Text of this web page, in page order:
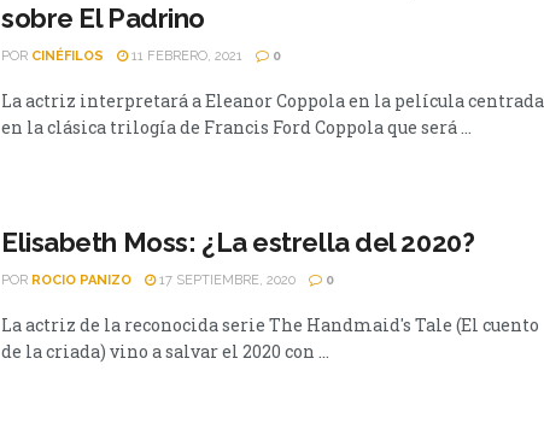
sobre El Padrino
POR CINÉFILOS 11 FEBRERO, 2021 0
La actriz interpretará a Eleanor Coppola en la película centrada
en la clásica trilogía de Francis Ford Coppola que será ...
Elisabeth Moss: ¿La estrella del 2020?
POR ROCIO PANIZO 17 SEPTIEMBRE, 2020 0
La actriz de la reconocida serie The Handmaid's Tale (El cuento
de la criada) vino a salvar el 2020 con ...